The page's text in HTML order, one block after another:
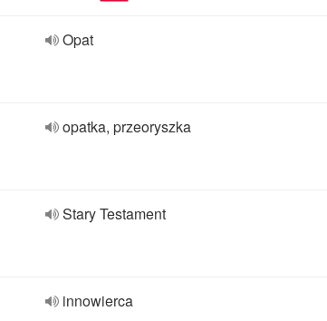
Opat
opatka, przeoryszka
Stary Testament
innowierca